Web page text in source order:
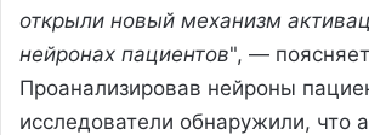
открыли новый механизм
нейронах пациентов", —
Проанализировав нейроны
исследователи обнаружили, что